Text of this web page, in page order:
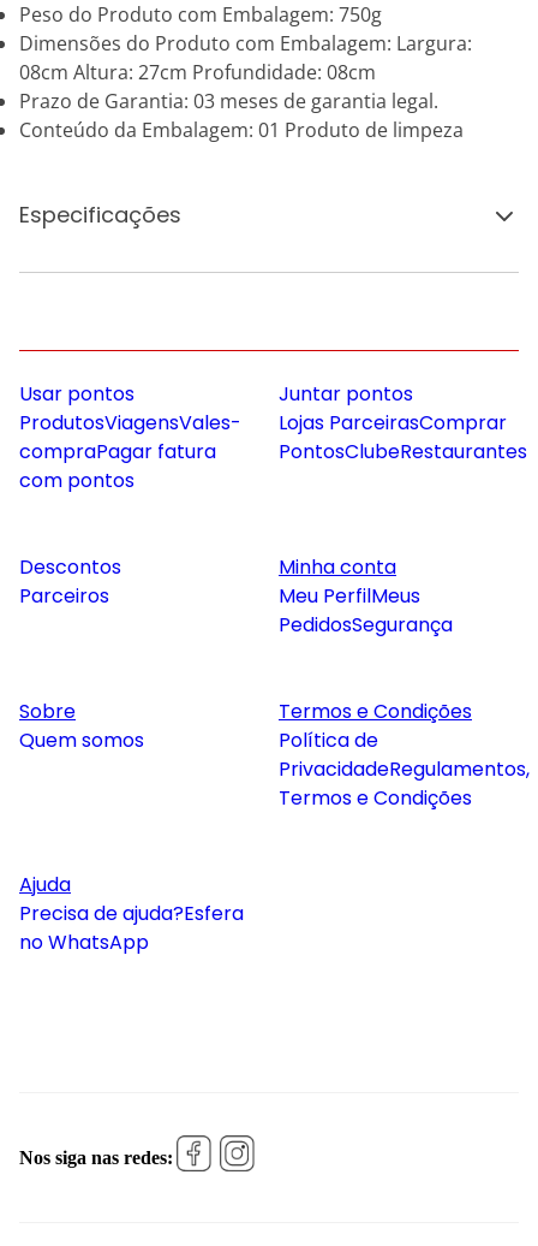
Peso do Produto com Embalagem: 750g
Dimensões do Produto com Embalagem: Largura:
08cm Altura: 27cm Profundidade: 08cm
Prazo de Garantia: 03 meses de garantia legal.
Conteúdo da Embalagem: 01 Produto de limpeza
Especificações
Usar pontos
ProdutosViagensVales-
compraPagar fatura
com pontos
Juntar pontos
Lojas ParceirasComprar
PontosClubeRestaurantes
Descontos
Parceiros
Minha conta
Meu PerfilMeus
PedidosSegurança
Sobre
Quem somos
Termos e Condições
Política de
PrivacidadeRegulamentos,
Termos e Condições
Ajuda
Precisa de ajuda?Esfera
no WhatsApp
Nos siga nas redes: